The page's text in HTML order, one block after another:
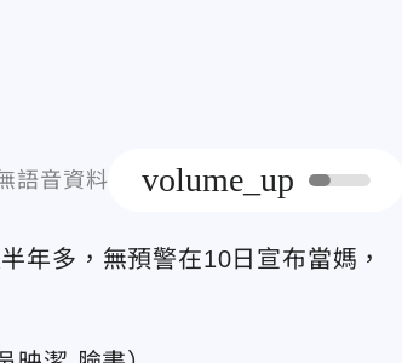
語音資料 volume_up
年多，無預警在10日宣布當媽，